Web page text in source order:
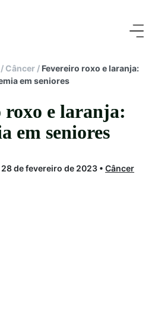
/ Câncer / Fevereiro roxo e laranja:
em seniores
roxo e laranja:
em seniores
de fevereiro de 2023 • Câncer